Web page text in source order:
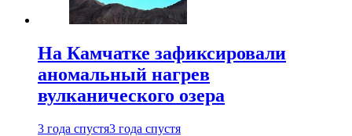
На Камчатке зафиксировали
аномальный нагрев
вулканического озера
3 года спустя3 года спустя